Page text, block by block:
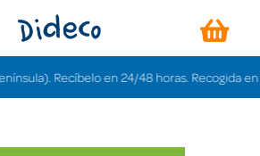
Recíbelo en 24/48 horas. Recogida en